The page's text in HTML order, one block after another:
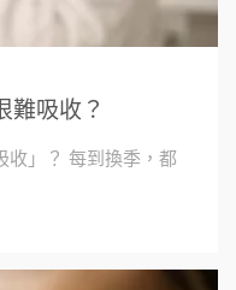
難吸收？
收」？ 每到換季，都